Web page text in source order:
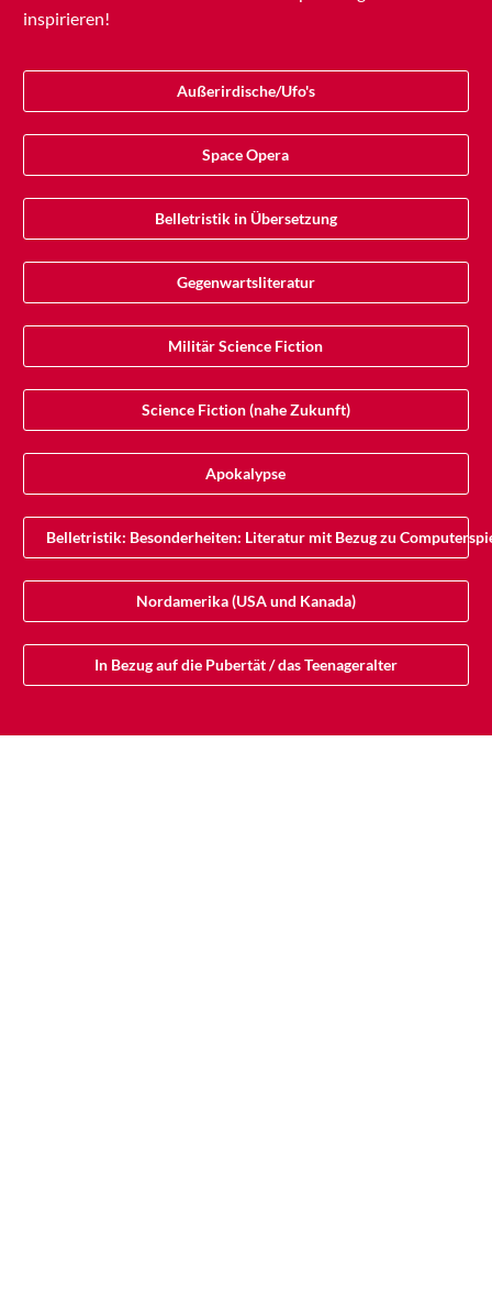
inspirieren!
Außerirdische/Ufo's
Space Opera
Belletristik in Übersetzung
Gegenwartsliteratur
Militär Science Fiction
Science Fiction (nahe Zukunft)
Apokalypse
Belletristik: Besonderheiten: Literatur mit Bezug zu
Nordamerika (USA und Kanada)
In Bezug auf die Pubertät / das Teenageralter